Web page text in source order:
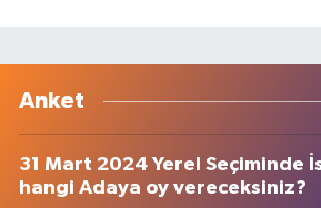
Anket
31 Mart 2024 Yerel Seçiminde
hangi Adaya oy vereceksiniz?